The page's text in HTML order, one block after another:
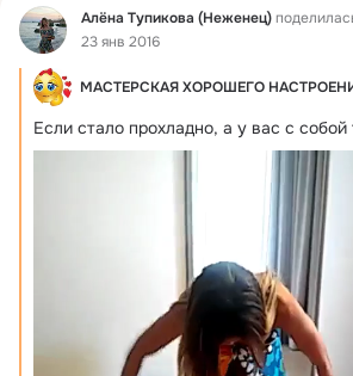
Фид Алёна Тупикова (Неженец)
23 янв 2016
МАСТЕРСКАЯ ХОРОШЕГО
Если стало прохладно, а у вас с собой